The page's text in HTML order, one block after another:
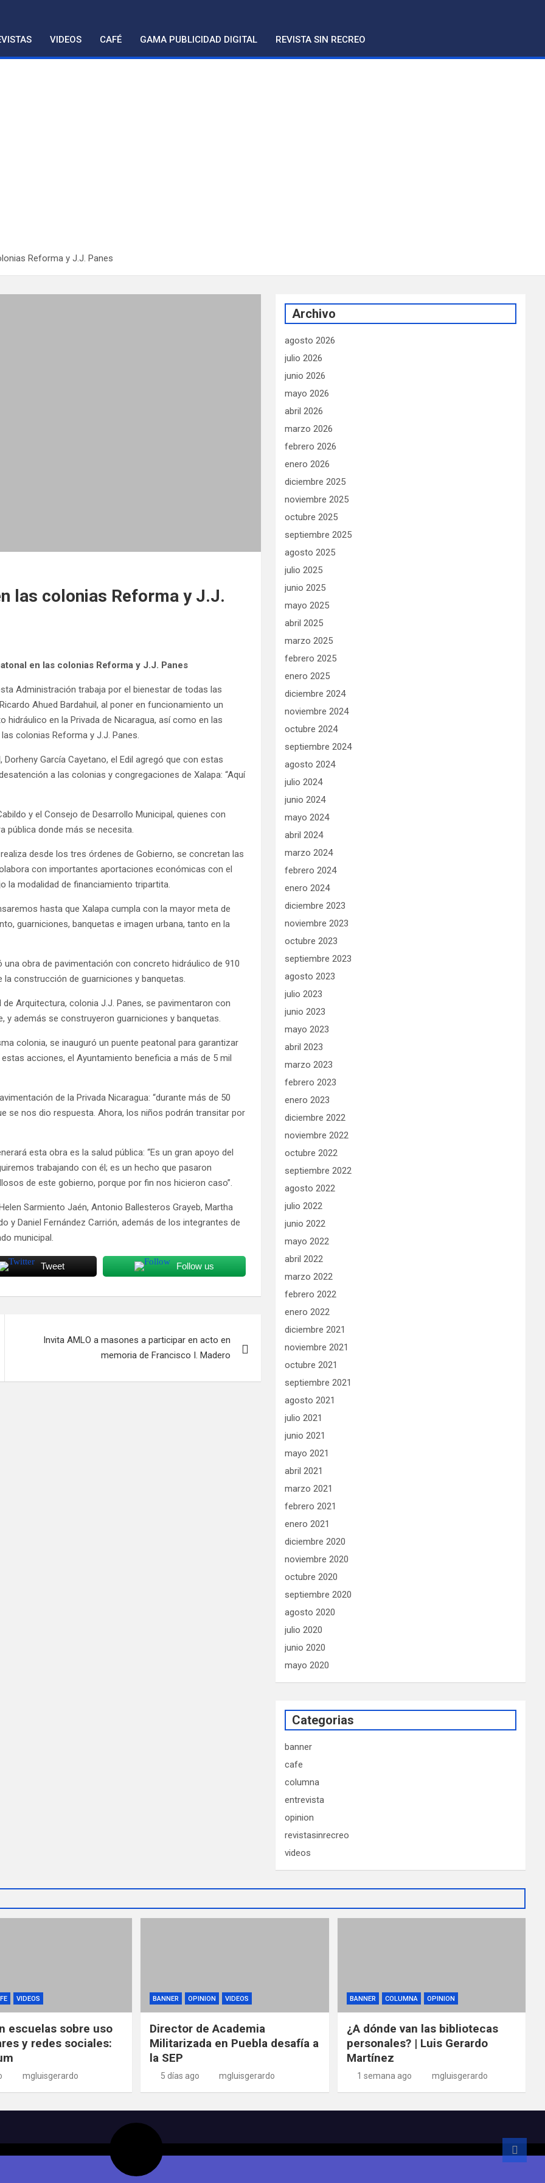
VIDEOS CAFÉ GAMA PUBLICIDAD DIGITAL REVISTA SIN RECREO
Reforma y J.J. Panes
las colonias Reforma y J.J.
en las colonias Reforma y J.J. Panes
Administración trabaja por el bienestar de todas las
Ahued Bardahuil, al poner en funcionamiento un
en la Privada de Nicaragua, así como en las
colonias Reforma y J.J. Panes.
García Cayetano, el Edil agregó que con estas
a las colonias y congregaciones de Xalapa: “Aquí
y el Consejo de Desarrollo Municipal, quienes con
pública donde más se necesita.
desde los tres órdenes de Gobierno, se concretan las
con importantes aportaciones económicas con el
la modalidad de financiamiento tripartita.
hasta que Xalapa cumpla con la mayor meta de
guarniciones, banquetas e imagen urbana, tanto en la
obra de pavimentación con concreto hidráulico de 910
construcción de guarniciones y banquetas.
Arquitectura, colonia J.J. Panes, se pavimentaron con
además se construyeron guarniciones y banquetas.
colonia, se inauguró un puente peatonal para garantizar
acciones, el Ayuntamiento beneficia a más de 5 mil
de la Privada Nicaragua: “durante más de 50
se nos dio respuesta. Ahora, los niños podrán transitar por
esta obra es la salud pública: “Es un gran apoyo del
trabajando con él; es un hecho que pasaron
de este gobierno, porque por fin nos hicieron caso”.
Sarmiento Jaén, Antonio Ballesteros Grayeb, Martha
y Daniel Fernández Carrión, además de los integrantes de
municipal.
Tweet Follow us
Invita AMLO a masones a participar en acto en
memoria de Francisco I. Madero
Archivo
agosto 2026
julio 2026
junio 2026
mayo 2026
abril 2026
marzo 2026
febrero 2026
enero 2026
diciembre 2025
noviembre 2025
octubre 2025
septiembre 2025
agosto 2025
julio 2025
junio 2025
mayo 2025
abril 2025
marzo 2025
febrero 2025
enero 2025
diciembre 2024
noviembre 2024
octubre 2024
septiembre 2024
agosto 2024
julio 2024
junio 2024
mayo 2024
abril 2024
marzo 2024
febrero 2024
enero 2024
diciembre 2023
noviembre 2023
octubre 2023
septiembre 2023
agosto 2023
julio 2023
junio 2023
mayo 2023
abril 2023
marzo 2023
febrero 2023
enero 2023
diciembre 2022
noviembre 2022
octubre 2022
septiembre 2022
agosto 2022
julio 2022
junio 2022
mayo 2022
abril 2022
marzo 2022
febrero 2022
enero 2022
diciembre 2021
noviembre 2021
octubre 2021
septiembre 2021
agosto 2021
julio 2021
junio 2021
mayo 2021
abril 2021
marzo 2021
febrero 2021
enero 2021
diciembre 2020
noviembre 2020
octubre 2020
septiembre 2020
agosto 2020
julio 2020
junio 2020
mayo 2020
Categorias
banner
cafe
columna
entrevista
opinion
revistasinrecreo
videos
VIDEOS
escuelas sobre uso
y redes sociales:
mgluisgerardo
BANNER OPINION VIDEOS
Director de Academia
Militarizada en Puebla desafía a
la SEP
5 días ago mgluisgerardo
BANNER COLUMNA OPINION
¿A dónde van las bibliotecas
personales? | Luis Gerardo
Martínez
1 semana ago mgluisgerardo